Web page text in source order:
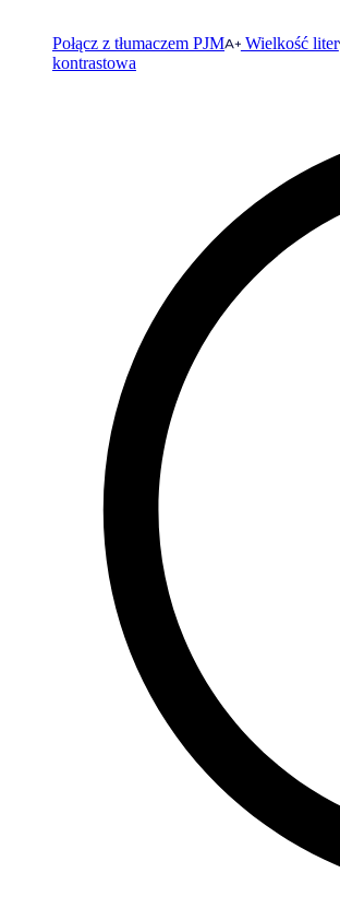
Połącz z tłumaczem PJM Wielkość liter
kontrastowa